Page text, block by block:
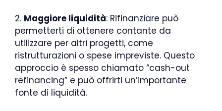
2. Maggiore liquidità: Rifinanziare può
permetterti di ottenere contante da
utilizzare per altri progetti, come
ristrutturazioni o spese impreviste. Questo
approccio è spesso chiamato “cash-out
refinancing” e può offrirti un’importante
fonte di liquidità.